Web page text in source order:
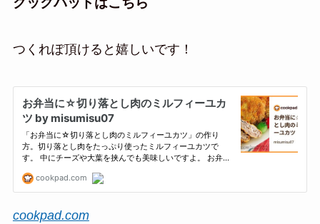
つくれぽ頂けると嬉しいです！
cookpad.com